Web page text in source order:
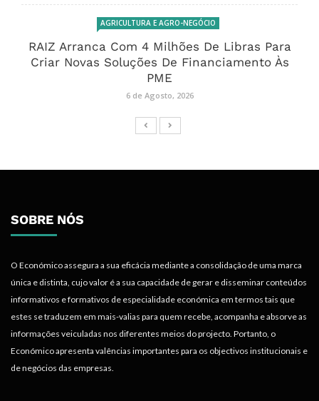
AGRICULTURA E AGRO-NEGÓCIO
RAIZ Arranca Com 4 Milhões De Libras Para
Criar Novas Soluções De Financiamento Às
PME
6 de Agosto, 2026
SOBRE NÓS
O Económico assegura a sua eficácia mediante a consolidação de uma marca
única e distinta, cujo valor é a sua capacidade de gerar e disseminar conteúdos
informativos e formativos de especialidade económica em termos tais que
estes se traduzem em mais-valias para quem recebe, acompanha e absorve as
informações veiculadas nos diferentes meios do projecto. Portanto, o
Económico apresenta valências importantes para os objectivos institucionais e
de negócios das empresas.